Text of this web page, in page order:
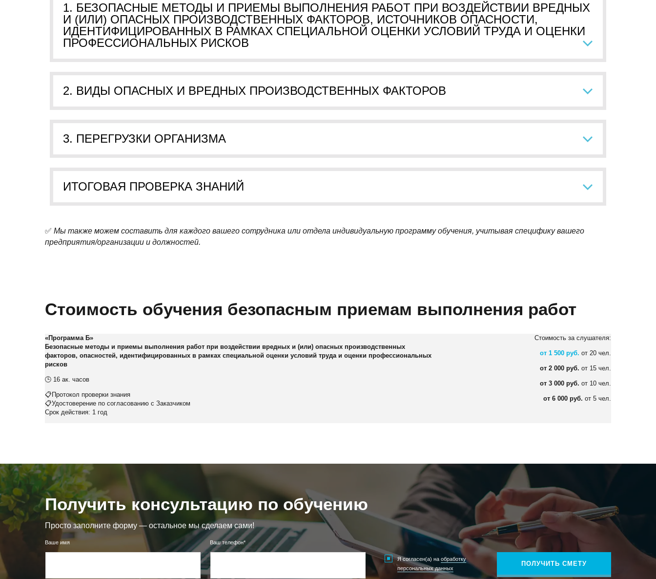
1. БЕЗОПАСНЫЕ МЕТОДЫ И ПРИЕМЫ ВЫПОЛНЕНИЯ РАБОТ ПРИ ВОЗДЕЙСТВИИ ВРЕДНЫХ
И (ИЛИ) ОПАСНЫХ ПРОИЗВОДСТВЕННЫХ ФАКТОРОВ, ИСТОЧНИКОВ ОПАСНОСТИ,
ИДЕНТИФИЦИРОВАННЫХ В РАМКАХ СПЕЦИАЛЬНОЙ ОЦЕНКИ УСЛОВИЙ ТРУДА И ОЦЕНКИ
ПРОФЕССИОНАЛЬНЫХ РИСКОВ
2. ВИДЫ ОПАСНЫХ И ВРЕДНЫХ ПРОИЗВОДСТВЕННЫХ ФАКТОРОВ
3. ПЕРЕГРУЗКИ ОРГАНИЗМА
ИТОГОВАЯ ПРОВЕРКА ЗНАНИЙ
✅ Мы также можем составить для каждого вашего сотрудника или отдела индивидуальную программу обучения, учитывая специфику вашего
предприятия/организации и должностей.
Стоимость обучения безопасным приемам выполнения работ
«Программа Б»
Безопасные методы и приемы выполнения работ при воздействии вредных и (или) опасных производственных
факторов, опасностей, идентифицированных в рамках специальной оценки условий труда и оценки профессиональных
рисков
🕒 16 ак. часов
📋Протокол проверки знания
📋Удостоверение по согласованию с Заказчиком
Срок действия: 1 год
Стоимость за слушателя:
от 1 500 руб. от 20 чел.
от 2 000 руб. от 15 чел.
от 3 000 руб. от 10 чел.
от 6 000 руб. от 5 чел.
Получить консультацию по обучению
Просто заполните форму — остальное мы сделаем сами!
Ваше имя Ваш телефон*
Я согласен(а) на обработку
персональных данных
ПОЛУЧИТЬ СМЕТУ